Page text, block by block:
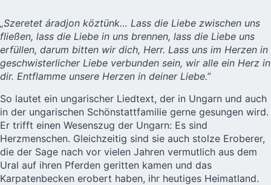
„Szeretet áradjon köztünk… Lass die Liebe zwischen uns
fließen, lass die Liebe in uns brennen, lass die Liebe uns
erfüllen, darum bitten wir dich, Herr. Lass uns im Herzen in
geschwisterlicher Liebe verbunden sein, wir alle ein Herz in
dir. Entflamme unsere Herzen in deiner Liebe.”
So lautet ein ungarischer Liedtext, der in Ungarn und auch
in der ungarischen Schönstattfamilie gerne gesungen wird.
Er trifft einen Wesenszug der Ungarn: Es sind
Herzmenschen. Gleichzeitig sind sie auch stolze Eroberer,
die der Sage nach vor vielen Jahren vermutlich aus dem
Ural auf ihren Pferden geritten kamen und das
Karpatenbecken erobert haben, ihr heutiges Heimatland.